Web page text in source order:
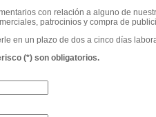
con relación a alguno de
patrocinios y compra de
en un plazo de dos a cinco días
(*) son obligatorios.